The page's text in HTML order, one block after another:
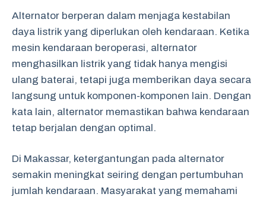
Alternator berperan dalam menjaga kestabilan
daya listrik yang diperlukan oleh kendaraan. Ketika
mesin kendaraan beroperasi, alternator
menghasilkan listrik yang tidak hanya mengisi
ulang baterai, tetapi juga memberikan daya secara
langsung untuk komponen-komponen lain. Dengan
kata lain, alternator memastikan bahwa kendaraan
tetap berjalan dengan optimal.
Di Makassar, ketergantungan pada alternator
semakin meningkat seiring dengan pertumbuhan
jumlah kendaraan. Masyarakat yang memahami